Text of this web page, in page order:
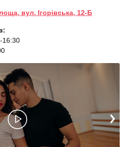
вул. Ігорівська, 12-Б
16:30